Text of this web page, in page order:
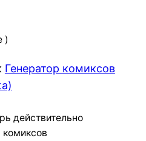
)
Генератор комиксов
действительно
комиксов